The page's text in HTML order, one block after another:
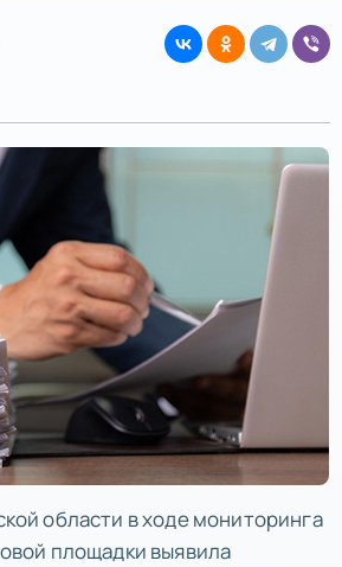
области в ходе мониторинга
площадки выявила